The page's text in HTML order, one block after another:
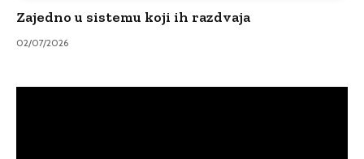
Zajedno u sistemu koji ih razdvaja
02/07/2026